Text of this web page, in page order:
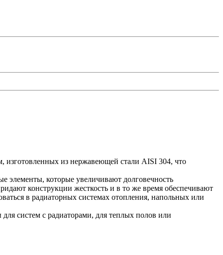
изготовленных из нержавеющей стали AISI 304, что
элементы, которые увеличивают долговечность
конструкции жесткость и в то же время обеспечивают
в радиаторных системах отопления, напольных или
систем с радиаторами, для теплых полов или